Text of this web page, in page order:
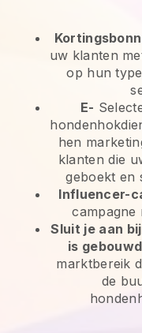
uw klanten
op hun
E-
hen
klanten die
geboekt en
Influencer-
campagne
Sluit je aan
is
marktbereik
de